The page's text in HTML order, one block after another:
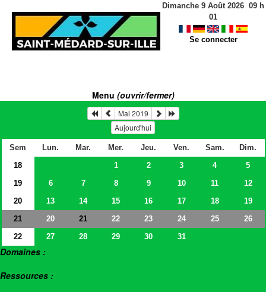
Dimanche 9 Août 2026 09 h
01
Se connecter
Menu (ouvrir/fermer)
Mai 2019
Aujourd'hui
Sem Lun. Mar. Mer. Jeu. Ven. Sam.
Dim.
18
1 2 3 4
5
19
6 7 8 9 10 11
12
20
13 14 15 16 17 18
19
21
20 21 22 23 24 25
26
22
27 28 29 30 31
Domaines :
Ressources :